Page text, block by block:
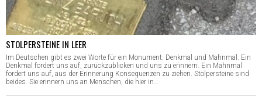
STOLPERSTEINE IN LEER
Im Deutschen gibt es zwei Worte für ein Monument: Denkmal und Mahnmal. Ein
Denkmal fordert uns auf, zurückzublicken und uns zu erinnern. Ein Mahnmal
fordert uns auf, aus der Erinnerung Konsequenzen zu ziehen. Stolpersteine sind
beides. Sie erinnern uns an Menschen, die hier in…